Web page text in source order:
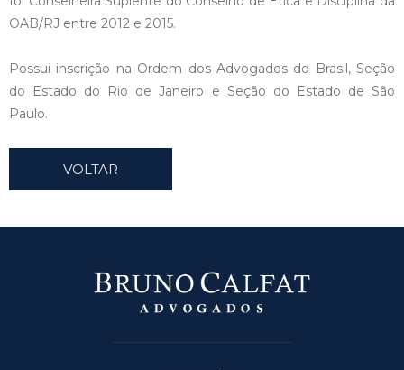
OAB/RJ entre 2012 e 2015.
Possui inscrição na Ordem dos Advogados do Brasil, Seção
do Estado do Rio de Janeiro e Seção do Estado de São
Paulo.
VOLTAR